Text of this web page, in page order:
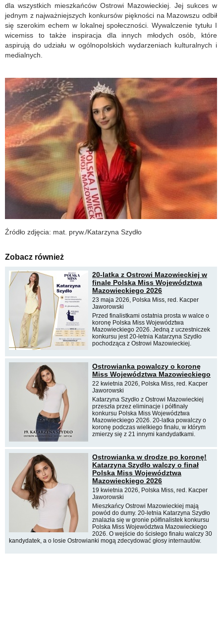
dla wszystkich mieszkańców Ostrowi Mazowieckiej. Jej sukces w
jednym z najważniejszych konkursów piękności na Mazowszu odbił
się szerokim echem w lokalnej społeczności. Wywalczenie tytułu I
wicemiss to także inspiracja dla innych młodych osób, które
aspirują do udziału w ogólnopolskich wydarzeniach kulturalnych i
medialnych.
Źródło zdjęcia: mat. pryw./Katarzyna Szydło
Zobacz również
20-latka z Ostrowi Mazowieckiej w
finale Polska Miss Województwa
Mazowieckiego 2026
23 maja 2026, Polska Miss, red. Kacper
Jaworowski
Przed finalistkami ostatnia prosta w walce o
koronę Polska Miss Województwa
Mazowieckiego 2026. Jedną z uczestniczek
konkursu jest 20-letnia Katarzyna Szydło
pochodząca z Ostrowi Mazowieckiej.
Ostrowianka powalczy o koronę
Miss Województwa Mazowieckiego
22 kwietnia 2026, Polska Miss, red. Kacper
Jaworowski
Katarzyna Szydło z Ostrowi Mazowieckiej
przeszła przez eliminacje i półfinały
konkursu Polska Miss Województwa
Mazowieckiego 2026. 20-latka powalczy o
koronę podczas wielkiego finału, w którym
zmierzy się z 21 innymi kandydatkami.
Ostrowianka w drodze po koronę!
Katarzyna Szydło walczy o finał
Polska Miss Województwa
Mazowieckiego 2026
19 kwietnia 2026, Polska Miss, red. Kacper
Jaworowski
Mieszkańcy Ostrowi Mazowieckiej mają
powód do dumy. 20-letnia Katarzyna Szydło
znalazła się w gronie półfinalistek konkursu
Polska Miss Województwa Mazowieckiego
2026. O wejście do ścisłego finału walczy 30
kandydatek, a o losie Ostrowianki mogą zdecydować głosy internautów.